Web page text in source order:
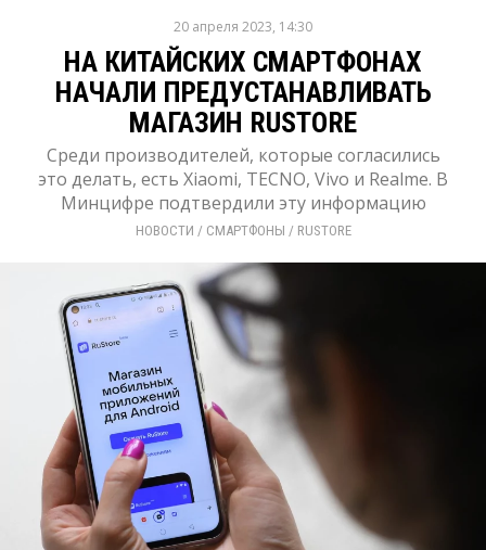
20 апреля 2023, 14:30
НА КИТАЙСКИХ СМАРТФОНАХ
НАЧАЛИ ПРЕДУСТАНАВЛИВАТЬ
МАГАЗИН RUSTORE
Среди производителей, которые согласились
это делать, есть Xiaomi, TECNO, Vivo и Realme. В
Минцифре подтвердили эту информацию
НОВОСТИ / СМАРТФОНЫ / RUSTORE